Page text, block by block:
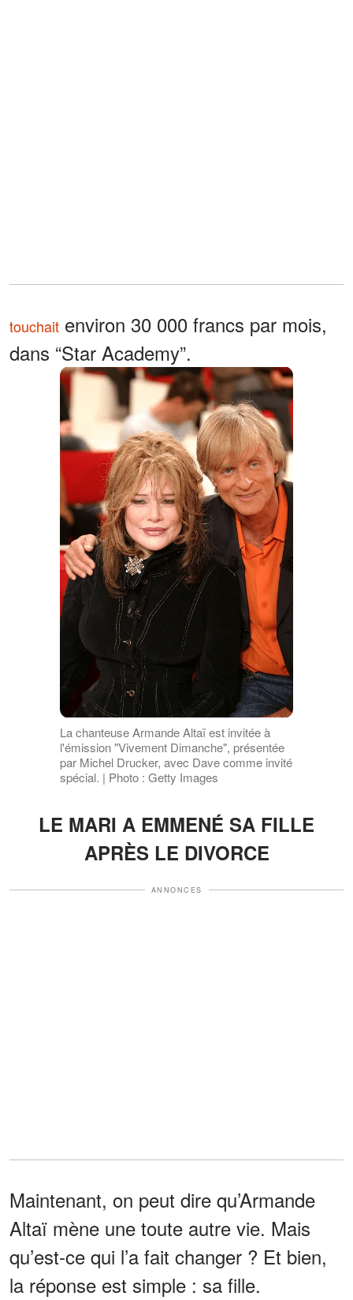
touchait environ 30 000 francs par mois,
dans “Star Academy”.
La chanteuse Armande Altaï est invitée à
l'émission "Vivement Dimanche", présentée
par Michel Drucker, avec Dave comme invité
spécial. | Photo : Getty Images
LE MARI A EMMENÉ SA FILLE
APRÈS LE DIVORCE
ANNONCES
Maintenant, on peut dire qu’Armande
Altaï mène une toute autre vie. Mais
qu’est-ce qui l’a fait changer ? Et bien,
la réponse est simple : sa fille.